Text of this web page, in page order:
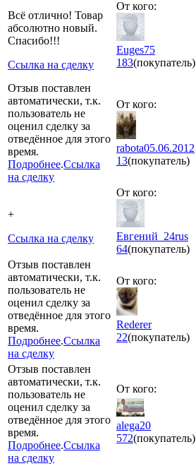
Всё отлично! Товар
абсолютно новый.
Спасибо!!!
Ссылка на сделку
От кого:
Euges75
183(покупатель)
Отзыв поставлен
автоматически, т.к.
пользователь не
оценил сделку за
отведённое для этого
время.
Подробнее.Ссылка
на сделку
От кого:
rabota05.06.2012
13(покупатель)
+
Ссылка на сделку
От кого:
Евгений_24rus
64(покупатель)
Отзыв поставлен
автоматически, т.к.
пользователь не
оценил сделку за
отведённое для этого
время.
Подробнее.Ссылка
на сделку
От кого:
Rederer
22(покупатель)
Отзыв поставлен
автоматически, т.к.
пользователь не
оценил сделку за
отведённое для этого
время.
Подробнее.Ссылка
на сделку
От кого:
alega20
572(покупатель)